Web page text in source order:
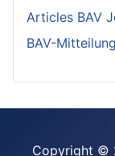
Articles BAV
BAV-
Copyright ©